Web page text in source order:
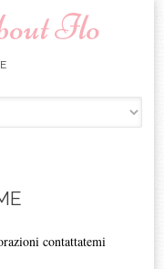
Ilo
contattatemi